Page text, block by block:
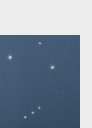
e perfino di esistere,
una via d’uscita, una
nel trovare respiro
Il brano è anche una
il suo nuovo percorso